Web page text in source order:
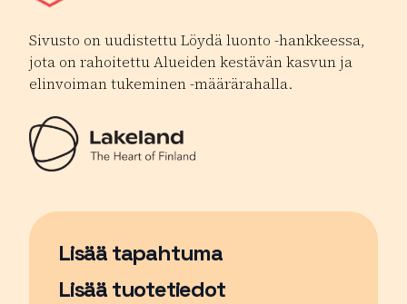
Sivusto on uudistettu Löydä luonto -hankkeessa,
jota on rahoitettu Alueiden kestävän kasvun ja
elinvoiman tukeminen -määrärahalla.
Lisää tapahtuma
Sivu avautuu uudessa ikkunassa
Lisää tuotetiedot